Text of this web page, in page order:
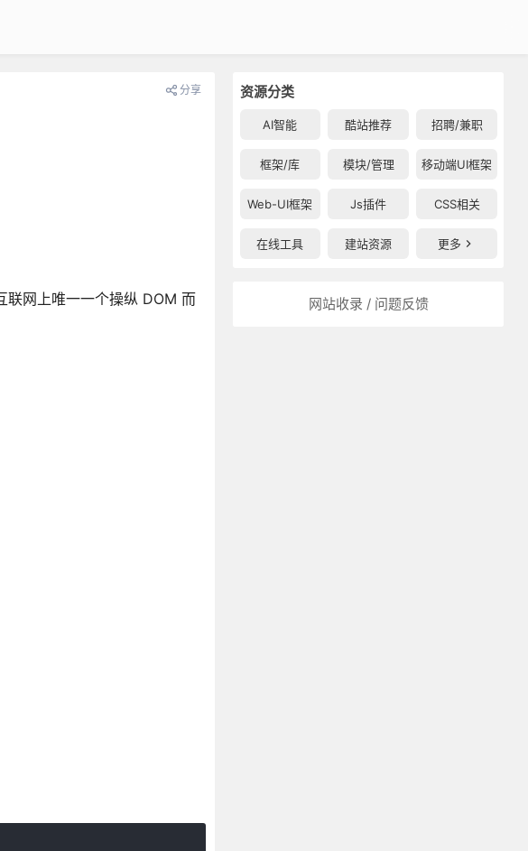
资源分类
AI智能 酷站推荐 招聘/兼职
框架/库 模块/管理 移动端UI框架
Web-UI框架 Js插件 CSS相关
在线工具 建站资源 更多
网站收录 / 问题反馈
分享
联网上唯一一个操纵 DOM 而